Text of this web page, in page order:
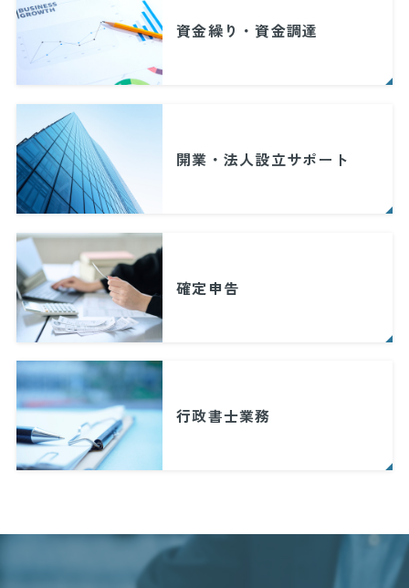
資金繰り・資金調達
開業・法人設立サポート
確定申告
行政書士業務